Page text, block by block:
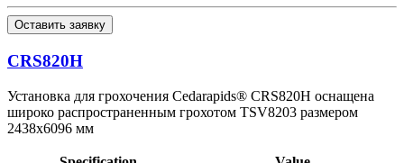
Оставить заявку
CRS820H
Установка для грохочения Cedarapids® CRS820H оснащена
широко распространенным грохотом TSV8203 размером
2438x6096 мм